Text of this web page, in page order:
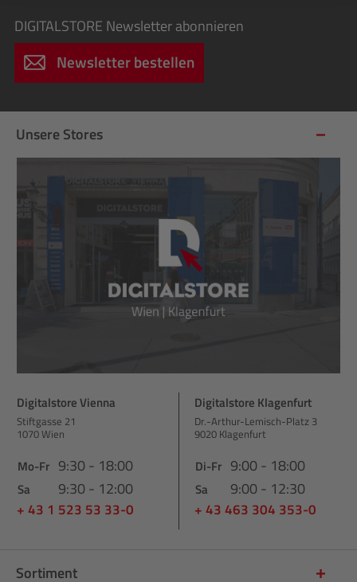
DIGITALSTORE Newsletter abonnieren
Newsletter bestellen
Unsere Stores
Digitalstore Vienna
Stiftgasse 21
1070 Wien
Mo-Fr 9:30 - 18:00
Sa 9:30 - 12:00
+ 43 1 523 53 33-0
Digitalstore Klagenfurt
Dr.-Arthur-Lemisch-Platz 3
9020 Klagenfurt
Di-Fr 9:00 - 18:00
Sa 9:00 - 12:30
+ 43 463 304 353-0
Sortiment